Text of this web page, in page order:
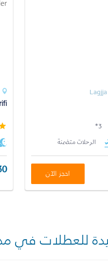
3*
الرحلات متضمنة
احجز الآن
للعطلات في